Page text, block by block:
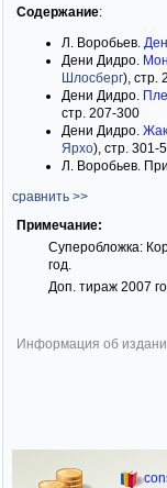
Содержание:
Л. Воробьев.
Дени Дидро.
Шлосберг), стр.
Дени Дидро.
стр. 207-300
Дени Дидро.
Ярхо), стр. 301-
Л. Воробьев.
сравнить >>
Примечание:
Суперобложка:
год.
Доп. тираж 2007
Информация об